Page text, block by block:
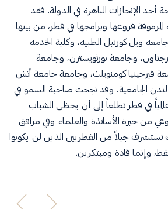
أحد الإنجازات الباهرة في الدولة. فقد
المرموقة فروعها وبرامجها في قطر، من بينها
ويل كورنيل الطبية، وكلية الخدمة
وجامعة نورثويسترن، وجامعة
فيرجينيا كومنويلث، وجامعة جامعة أتش
الجامعية. وقد نجحت صاحبة السمو في
في قطر تطلعاً إلى أن يحظى الشباب
من خيرة الأساتذة والعلماء وفي مرافق
تستشرف جيلاً من القطريين الذين لن يكونوا
وإنما قادة ومبتكرين.